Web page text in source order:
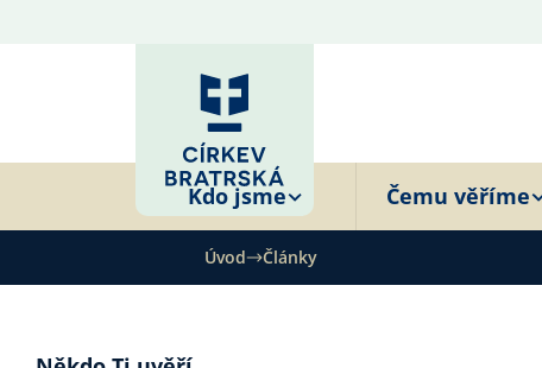
Kdo jsme Čemu věříme
Úvod Články